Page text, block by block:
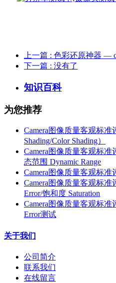
上一篇 : 色彩还原神器 —
下一篇 : 没有了
知识百科
为您推荐
Camera图像质量客观标
Shading/Color Shading）
Camera图像质量客观标
态范围 Dynamic Range
Camera图像质量客观标
Camera图像质量客观标
Error/饱和度 Saturation
Camera图像质量客观标
Error测试
关于我们
公司简介
联系我们
在线留言